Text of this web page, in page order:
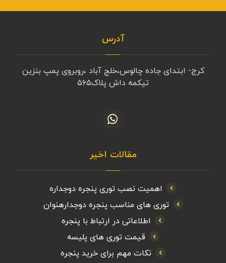
آدرس
کرج- ابتدای جاده چالوس،خلج آباد ،روبروی پمپ بنزین
تیکمه داش پلاک۵۶۵
مقالات اخیر
اهمیت نصب توری پنجره دوجداره
توری های مناسب پنجره دوجدارهنوان
اطلاعاتی در ارتباط با پنجره
قیمت توری های پلیسه
نکات مهم برای خرید پنجره